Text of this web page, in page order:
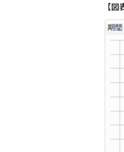
【